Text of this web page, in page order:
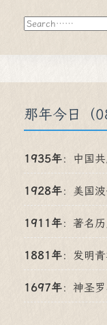
搜
索
那年今日（
1935年： 中国
1928年： 美国
1911年： 著名
1881年： 发明
1697年： 神圣